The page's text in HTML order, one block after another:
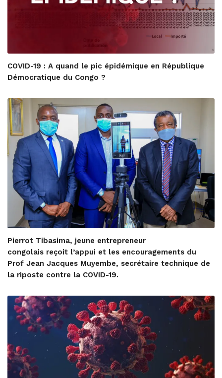
COVID-19 : A quand le pic épidémique en République
Démocratique du Congo ?
Pierrot Tibasima, jeune entrepreneur
congolais reçoit l’appui et les encouragements du
Prof Jean Jacques Muyembe, secrétaire technique de
la riposte contre la COVID-19.